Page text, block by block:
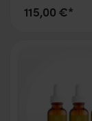
115,00 €*